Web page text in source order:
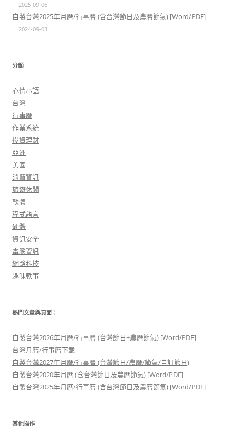
2025-09-06
自製台灣2025年月曆/行事曆 (含台灣節日及農曆節氣) [Word/PDF]
2024-09-03
分類
心情小語
台灣
行事曆
作業系統
投資理財
亞洲
美國
消費資訊
旅遊休閒
軟體
程式語言
硬體
資訊安全
電腦資訊
網路科技
趣味軼事
熱門文章與頁面︰
自製台灣2026年月曆/行事曆 (台灣節日+農曆節氣) [Word/PDF]
台灣月曆/行事曆下載
自製台灣2027年月曆/行事曆 (台灣節日/農曆/節氣/自訂節日)
自製台灣2020年月曆 (含台灣節日及農曆節氣) [Word/PDF]
自製台灣2025年月曆/行事曆 (含台灣節日及農曆節氣) [Word/PDF]
其他操作